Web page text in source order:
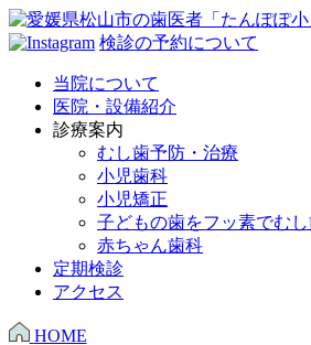
検診の予約について
当院について
医院・設備紹介
診療案内
むし歯予防・治療
小児歯科
小児矯正
子どもの歯をフッ素でむ
赤ちゃん歯科
定期検診
アクセス
HOME